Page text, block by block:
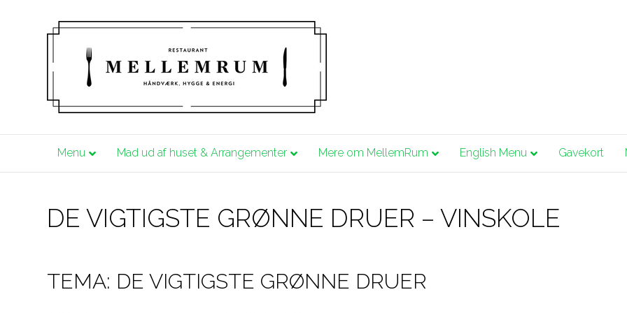
Menu Mad ud af huset & Arrangementer Mere om MellemRum English Menu Gavekort
DE VIGTIGSTE GRØNNE DRUER – VINSKOLE
TEMA: DE VIGTIGSTE GRØNNE DRUER